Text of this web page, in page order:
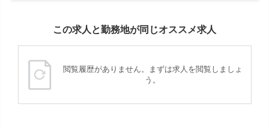
この求人と勤務地が同じオススメ求人
閲覧履歴がありません。まずは求人を閲覧しましょ
う。